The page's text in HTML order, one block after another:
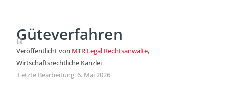
Güteverfahren
Veröffentlicht von MTR Legal Rechtsanwälte,
Wirtschaftsrechtliche Kanzlei
·Letzte Bearbeitung: 6. Mai 2026